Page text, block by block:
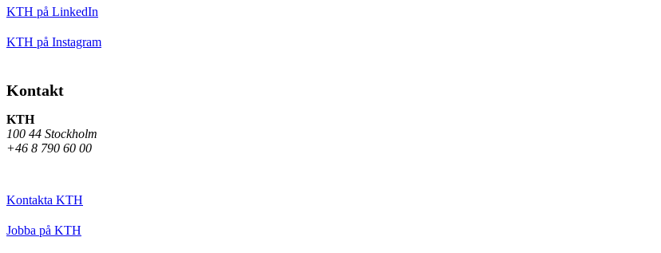
KTH på LinkedIn
KTH på Instagram
Kontakt
KTH
100 44 Stockholm
+46 8 790 60 00
Kontakta KTH
Jobba på KTH